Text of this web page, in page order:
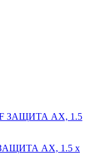
ЗАЩИТА AX, 1.5 х